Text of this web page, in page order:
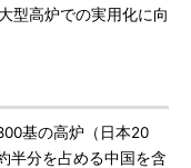
型高炉での実用化に向
基の高炉（日本20
半分を占める中国を含